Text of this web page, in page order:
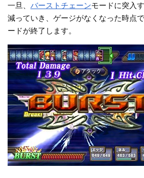
一旦、バーストチェーンモードに突入
減っていき、ゲージがなくなった時点
ードが終了します。